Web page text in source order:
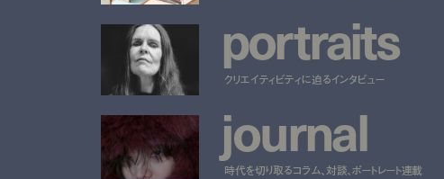
portraits
クリエイティビティに迫るインタビュー
journal
時代を切り取るコラム、対談、ポートレート連載